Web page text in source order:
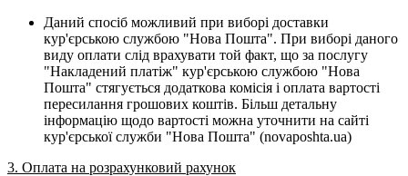
Даний спосіб можливий при виборі доставки
кур'єрською службою "Нова Пошта". При виборі даного
виду оплати слід врахувати той факт, що за послугу
"Накладений платіж" кур'єрською службою "Нова
Пошта" стягується додаткова комісія і оплата вартості
пересилання грошових коштів. Більш детальну
інформацію щодо вартості можна уточнити на сайті
кур'єрської служби "Нова Пошта" (novaposhta.ua)
3. Оплата на розрахунковий рахунок